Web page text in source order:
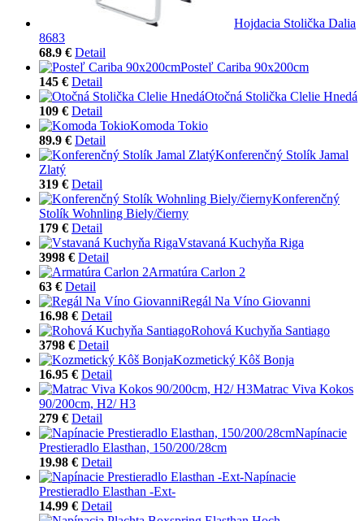
Hojdacia Stolička Dalia
8683
68.9 € Detail
Posteľ Cariba 90x200cm
145 € Detail
Otočná Stolička Clelie Hnedá
109 € Detail
Komoda Tokio
89.9 € Detail
Konferenčný Stolík Jamal
Zlatý
319 € Detail
Konferenčný
Stolík Wohnling Biely/čierny
179 € Detail
Vstavaná Kuchyňa Riga
3998 € Detail
Armatúra Carlon 2
63 € Detail
Regál Na Víno Giovanni
16.98 € Detail
Rohová Kuchyňa Santiago
3798 € Detail
Kozmetický Kôš Bonja
16.95 € Detail
Matrac Viva Kokos
90/200cm, H2/ H3
279 € Detail
Napínacie
Prestieradlo Elasthan, 150/200/28cm
19.98 € Detail
Napínacie
Prestieradlo Elasthan -Ext-
14.99 € Detail